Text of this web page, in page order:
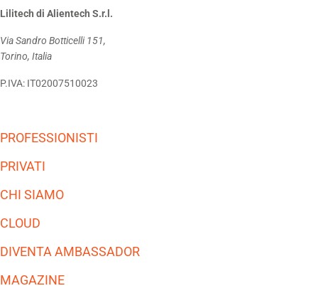
Lilitech di Alientech S.r.l.
Via Sandro Botticelli 151,
Torino, Italia
P.IVA: IT02007510023
PROFESSIONISTI
PRIVATI
CHI SIAMO
CLOUD
DIVENTA AMBASSADOR
MAGAZINE